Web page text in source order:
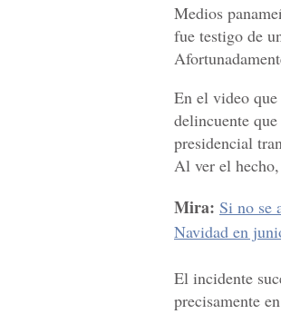
Medios
fue testigo de
En el video
delincuente
presidencial
Al ver el
Mira: Si no se
Navidad en
El incidente
precisamente